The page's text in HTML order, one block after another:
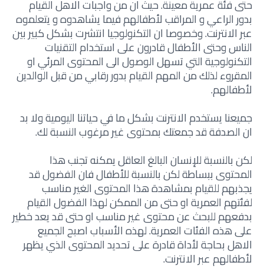
حتى فئة عمرية معينة. حيث ان من واجبات الاهل القيام
بدور الراعي و المراقب لأطفالهم فيما يشاهدوه و يتعلموه
عبر الانترنت. وخصوصا ان التكنولوجيا انتشرت بشكل كبير بين
الناس وحتى الأطفال قادرون على استخدام التقنيات
التكنولوجية التي تسهل الوصول الى المحتوى المرئي او
المقروء لذلك من المهم القيام بدور رقابي من قبل الوالدين
لأطفالهم.
جميعنا يستخدم الانترنت بشكل ما في حياتنا اليومية ولا بد
ان الصدفة قد جمعتك بمحتوى غير مرغوب النسبة لك.
لكن بالنسبة للإنسان البالغ العاقل يمكنه تجنب هذا
المحتوى ببساطة لكن بالنسبة للأطفال فان الفضول قد
يجذبهم للقيام بمشاهدة هذا المحتوى الغير مناسب
لفئتهم العمرية او حتى من الممكن لهذا الفضول القيام
بدفعهم للبحث عن محتوى غير مناسب او حتى قد يعد خطير
على هذه الفئات العمرية. لهذه الأسباب اصبح الجميع
الاهل بحاجة لأداة قادرة على تحديد المحتوى الذي يظهر
لأطفالهم عبر الانترنت.